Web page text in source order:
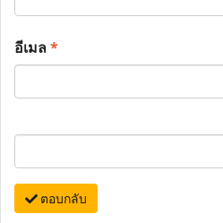
อีเมล*
ตอบกลับ